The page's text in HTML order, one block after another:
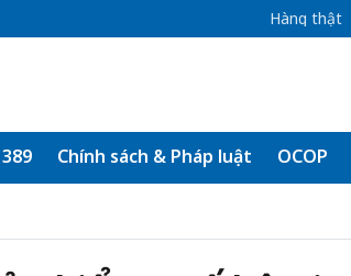
Hàng thật
Chính sách & Pháp luật OCOP